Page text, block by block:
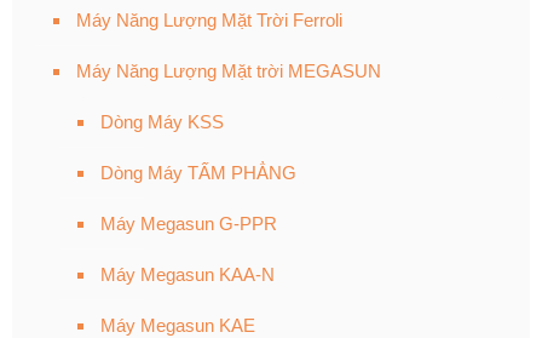
Máy Năng Lượng Mặt Trời Ferroli
Máy Năng Lượng Mặt trời MEGASUN
Dòng Máy KSS
Dòng Máy TẤM PHẲNG
Máy Megasun G-PPR
Máy Megasun KAA-N
Máy Megasun KAE